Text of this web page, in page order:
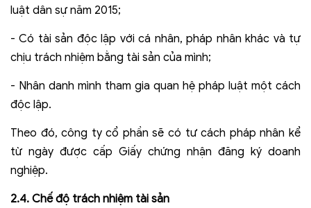
luật dân sự năm 2015;
- Có tài sản độc lập với cá nhân, pháp nhân khác và tự
chịu trách nhiệm bằng tài sản của mình;
- Nhân danh mình tham gia quan hệ pháp luật một cách
độc lập.
Theo đó, công ty cổ phần sẽ có tư cách pháp nhân kể
từ ngày được cấp Giấy chứng nhận đăng ký doanh
nghiệp.
2.4. Chế độ trách nhiệm tài sản